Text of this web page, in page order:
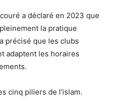
a déclaré en 2023 que
la pratique
précisé que les clubs
adaptent les horaires
cinq piliers de l’islam.